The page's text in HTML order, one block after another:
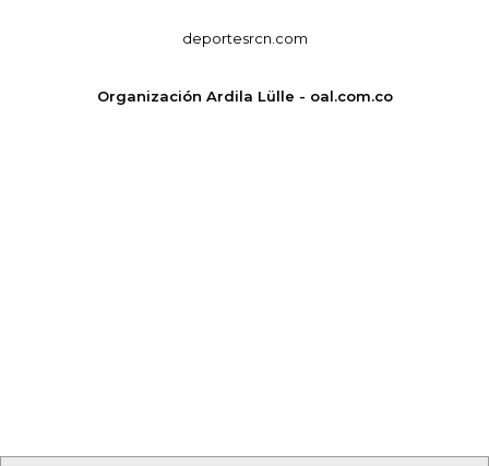
deportesrcn.com
Organización Ardila Lülle - oal.com.co